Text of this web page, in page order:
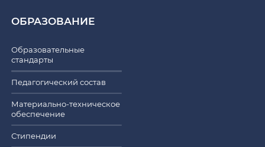
ОБРАЗОВАНИЕ
Образовательные
стандарты
Педагогический состав
Материально-техническое
обеспечение
Стипендии